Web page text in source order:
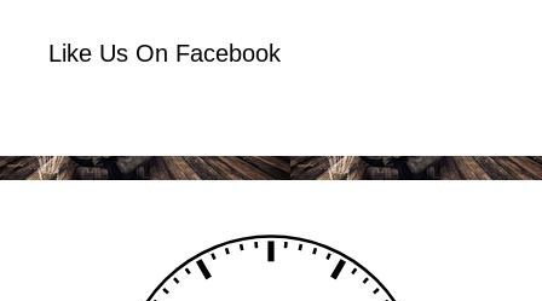
Like Us On Facebook